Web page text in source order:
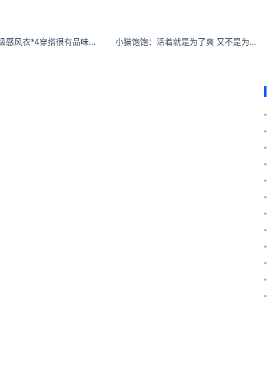
丁儿丁儿 高级感风衣*4穿搭很有品味的贵姐人设 - 小红书 小猫饱饱：活着就是为了爽 又不是为了得个奖。#inmyfeelings